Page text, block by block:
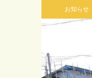
お知らせ